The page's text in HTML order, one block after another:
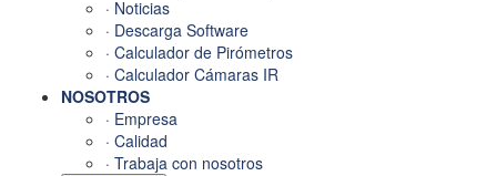
· Noticias
· Descarga Software
· Calculador de Pirómetros
· Calculador Cámaras IR
NOSOTROS
· Empresa
· Calidad
· Trabaja con nosotros